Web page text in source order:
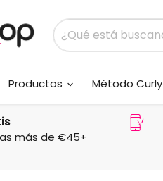
Productos Método Curly
más de €45+